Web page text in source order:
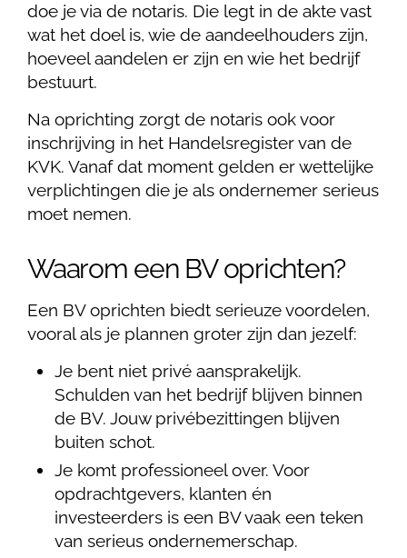
doe je via de notaris. Die legt in de akte vast
wat het doel is, wie de aandeelhouders zijn,
hoeveel aandelen er zijn en wie het bedrijf
bestuurt.
Na oprichting zorgt de notaris ook voor
inschrijving in het Handelsregister van de
KVK. Vanaf dat moment gelden er wettelijke
verplichtingen die je als ondernemer serieus
moet nemen.
Waarom een BV oprichten?
Een BV oprichten biedt serieuze voordelen,
vooral als je plannen groter zijn dan jezelf:
Je bent niet privé aansprakelijk.
Schulden van het bedrijf blijven binnen
de BV. Jouw privébezittingen blijven
buiten schot.
Je komt professioneel over. Voor
opdrachtgevers, klanten én
investeerders is een BV vaak een teken
van serieus ondernemerschap.